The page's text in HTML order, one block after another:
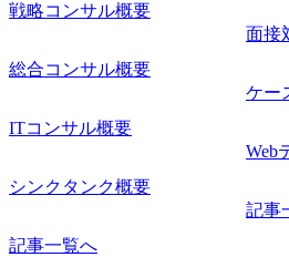
戦略コンサル概要
総合コンサル概要
ITコンサル概要
シンクタンク概要
記事一覧へ
面接
ケー
Web
記事